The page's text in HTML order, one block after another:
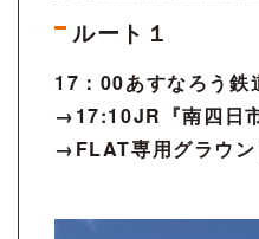
ルート１
17：00あすなろう鉄
→17:10JR『南四日
→FLAT専用グラウン